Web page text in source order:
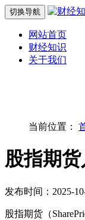
切换导航
网站首页
财经知识
关于我们
当前位置：
股指期
发布时间：2025-
股指期货（